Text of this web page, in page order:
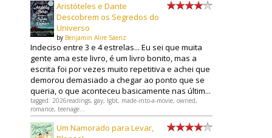
Aristóteles e Dante
Descobrem os Segredos do
Universo
by Benjamin Alire Sáenz
Indeciso entre 3 e 4 estrelas... Eu sei que muita
gente ama este livro, é um livro bonito, mas a
escrita foi por vezes muito repetitiva e achei que
demorou demasiado a chegar ao ponto que se
queria, o que aconteceu basicamente nas últim...
tagged: 2026readings, gay, lgbt, made-into-a-movie, owned,
romance, teenage...
Um Namorado para Levar,